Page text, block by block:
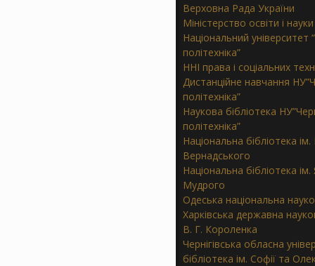
Верховна Рада України
Міністерство освіти і
Національний університет
політехніка”
ННІ права і соціальних
Дистанційне навчання
політехніка”
Наукова бібліотека
політехніка”
Національна бібліотека ім.
Вернадського
Національна бібліотека
Мудрого
Одеська національна
Харківська державна
В. Г. Короленка
Чернігівська обласна
бібліотека ім. Софії та